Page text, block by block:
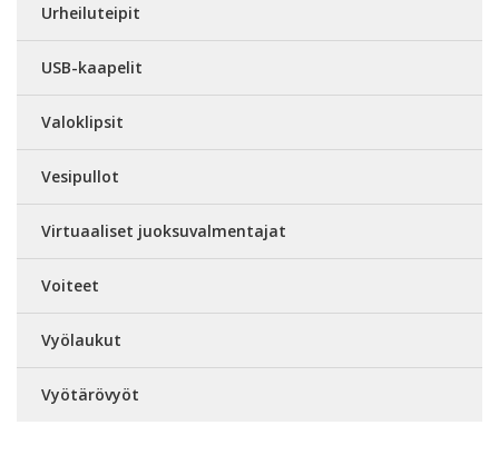
Urheiluteipit
USB-kaapelit
Valoklipsit
Vesipullot
Virtuaaliset juoksuvalmentajat
Voiteet
Vyölaukut
Vyötärövyöt